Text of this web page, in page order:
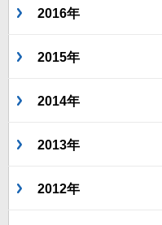
2016年
2015年
2014年
2013年
2012年